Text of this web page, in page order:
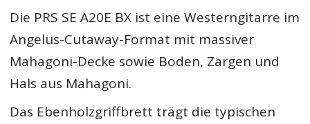
Die PRS SE A20E BX ist eine Westerngitarre im
Angelus-Cutaway-Format mit massiver
Mahagoni-Decke sowie Boden, Zargen und
Hals aus Mahagoni.
Das Ebenholzgriffbrett trägt die typischen